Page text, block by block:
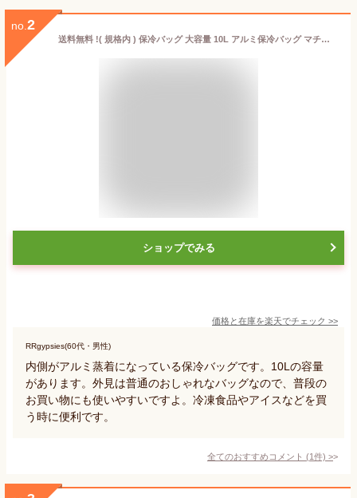
no. 2
送料無料 !( 規格内 ) 保冷バッグ 大容量 10L アルミ保冷バッグ マチあり かわいい クーラーバッグ アルミ 350ml缶 500mlペットボトル ランチバッグ 買物袋 エコバッグ レジバッグ レジャー お弁当入れ アウトドア 保冷 便利グッズ 母の日 送料込 ◇ アルミ保冷バッグ10L
ショップでみる
価格と在庫を楽天でチェック >>
RRgypsies(60代・男性)
内側がアルミ蒸着になっている保冷バッグです。10Lの容量
があります。外見は普通のおしゃれなバッグなので、普段の
お買い物にも使いやすいですよ。冷凍食品やアイスなどを買
う時に便利です。
全てのおすすめコメント (1件) >